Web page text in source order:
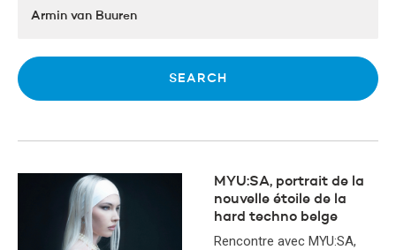
MYU:SA, portrait de la
nouvelle étoile de la
hard techno belge
Rencontre avec MYU:SA,